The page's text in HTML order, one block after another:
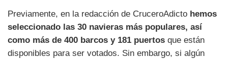
Previamente, en la redacción de CruceroAdicto hemos
seleccionado las 30 navieras más populares, así
como más de 400 barcos y 181 puertos que están
disponibles para ser votados. Sin embargo, si algún